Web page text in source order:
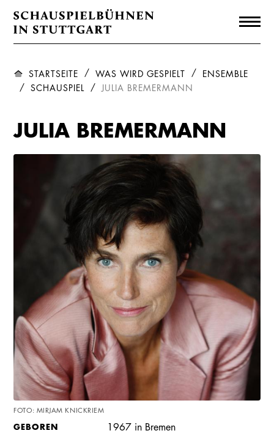
STARTSEITE WAS WIRD GESPIELT
ENSEMBLE
SCHAUSPIEL
JULIA BREMERMANN
JULIA BREMERMANN
GEBOREN 1967 in Bremen
FOTO: MIRJAM KNICKRIEM